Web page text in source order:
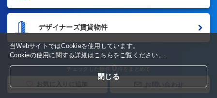
チェックした物件 0件をまとめて
デザイナーズ賃貸物件
当WebサイトではCookieを使用しています。
Cookieの使用に関する詳細はこちらをご覧ください。
閉じる